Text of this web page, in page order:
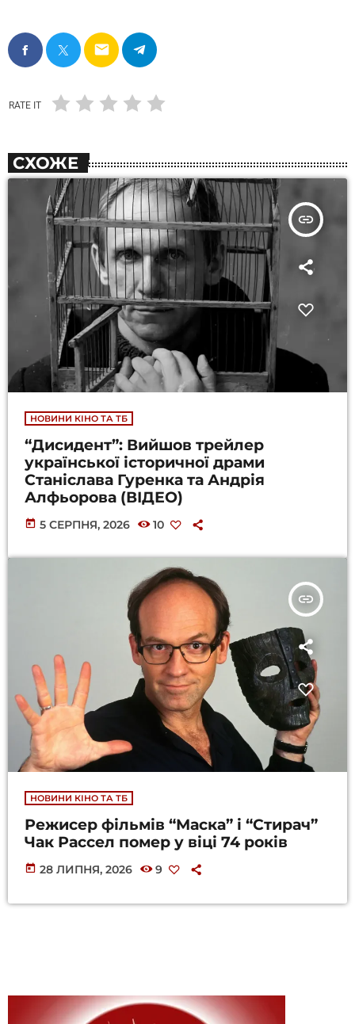
email
RATE IT
СХОЖЕ
insert_link
НОВИНИ КІНО ТА ТБ
“Дисидент”: Вийшов трейлер
української історичної драми
Станіслава Гуренка та Андрія
Алфьорова (ВІДЕО)
today 5 СЕРПНЯ, 2026 10
insert_link
НОВИНИ КІНО ТА ТБ
Режисер фільмів “Маска” і “Стирач”
Чак Рассел помер у віці 74 років
today 28 ЛИПНЯ, 2026 9